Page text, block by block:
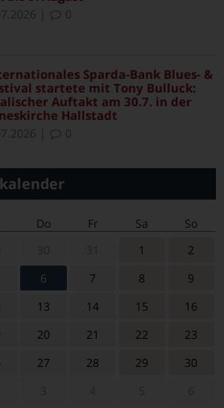
0
Sparda-Bank Blues- &
startete mit Tony Bulluck:
Auftakt am 30.7. in der
Hallstadt
0
Do Fr Sa
So
1
2
6 7 8
9
13 14 15
16
20 21 22
23
27 28 29
30